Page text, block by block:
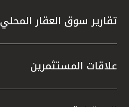
تقارير سوق العقار المحلي
علاقات المستثمرين